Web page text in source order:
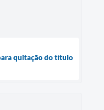
quitação do título